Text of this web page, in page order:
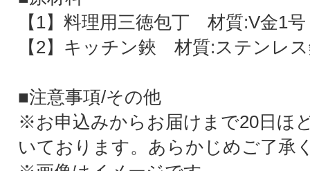
【1】料理用三徳包丁 材質:V金1号
【2】キッチン鋏 材質:ステンレ
■注意事項/その他
※お申込みからお届けまで20日ほ
いております。あらかじめご了承